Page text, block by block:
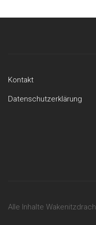
Kontakt
Datenschutzerklärung
Alle Inhalte